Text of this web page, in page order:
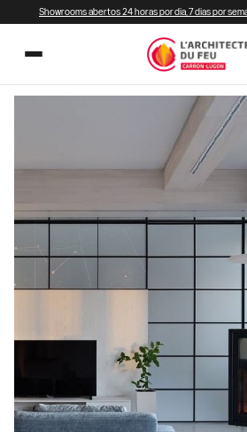
Showrooms abertos 24 horas por dia, 7 dias por